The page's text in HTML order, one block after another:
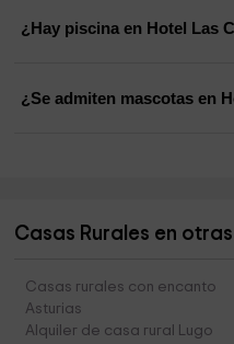
¿Hay piscina en Hotel Las
¿Se admiten mascotas en
Casas Rurales en
Casas rurales con encanto
Asturias
Alquiler de casa rural Lugo